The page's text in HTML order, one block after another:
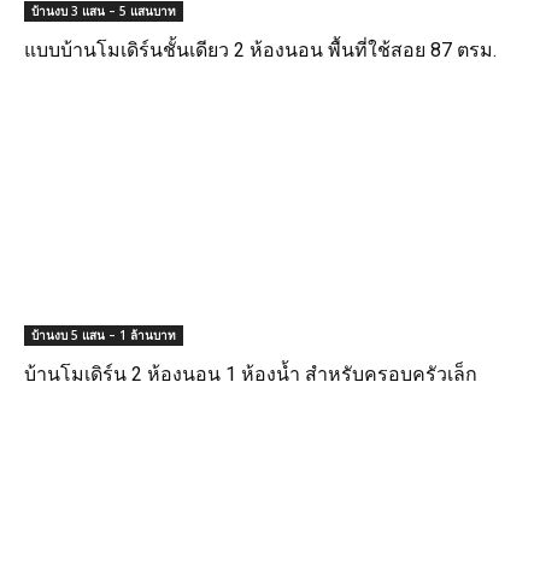
บ้านงบ 3 แสน – 5 แสนบาท
แบบบ้านโมเดิร์นชั้นเดียว 2 ห้องนอน พื้นที่ใช้สอย 87 ตรม.
บ้านงบ 5 แสน – 1 ล้านบาท
บ้านโมเดิร์น 2 ห้องนอน 1 ห้องน้ำ สำหรับครอบครัวเล็ก